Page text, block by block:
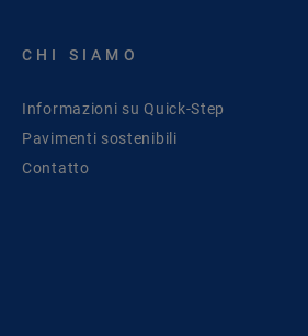
CHI SIAMO
Informazioni su Quick-Step
Pavimenti sostenibili
Contatto